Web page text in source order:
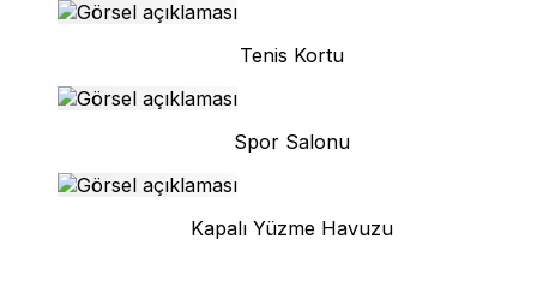
Tenis Kortu
Spor Salonu
Kapalı Yüzme Havuzu